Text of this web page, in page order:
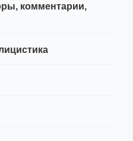
комментарии,